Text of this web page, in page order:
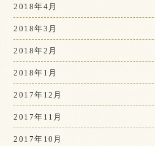
2018年4月
2018年3月
2018年2月
2018年1月
2017年12月
2017年11月
2017年10月